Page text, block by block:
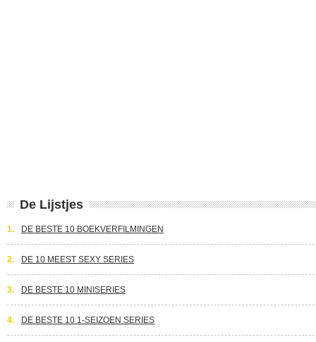
De Lijstjes
1. DE BESTE 10 BOEKVERFILMINGEN
2. DE 10 MEEST SEXY SERIES
3. DE BESTE 10 MINISERIES
4. DE BESTE 10 1-SEIZOEN SERIES